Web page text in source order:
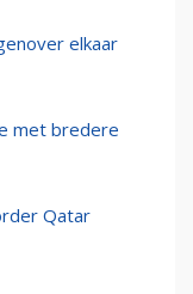
elkaar
met bredere
Qatar